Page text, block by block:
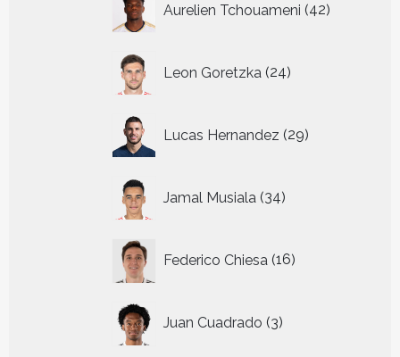
Aurelien Tchouameni 42
producten
Leon Goretzka 24
producten
Lucas Hernandez 29
producten
Jamal Musiala 34
producten
Federico Chiesa 16
producten
Juan Cuadrado 3
producten